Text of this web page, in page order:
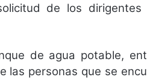
de los
de agua potable,
las personas que se